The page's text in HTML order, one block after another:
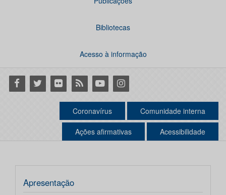
Bibliotecas
Acesso à informação
Facebook
Twitter Flickr RSS YoutubeInstagram
Coronavírus Comunidade interna
Ações afirmativas Acessibilidade
Apresentação